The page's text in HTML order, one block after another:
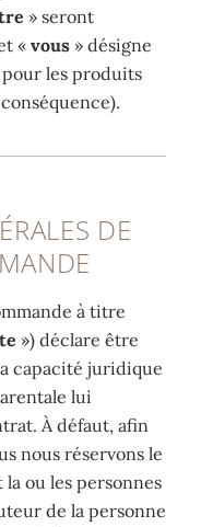
» seront
« vous » désigne
les produits
DE
à titre
») déclare être
capacité juridique
lui
À défaut, afin
nous réservons le
ou les personnes
de la personne